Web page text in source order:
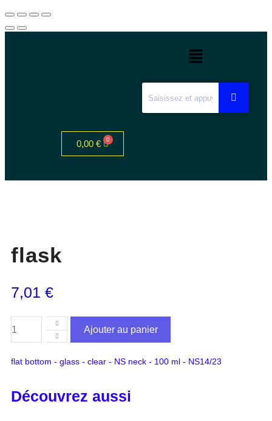
0,00 €
flask
7,01 €
Ajouter au panier
flat bottom - glass - clear - NS neck - 100 ml - NS14/23
Découvrez aussi